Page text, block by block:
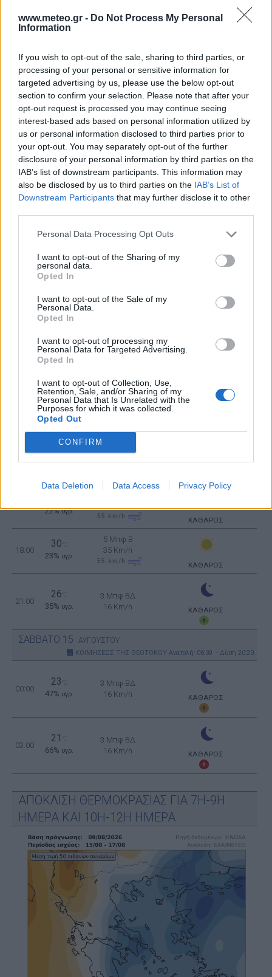
www.meteo.gr - Do Not Process My Personal
Information
If you wish to opt-out of the sale, sharing to third parties, or
processing of your personal or sensitive information for
targeted advertising by us, please use the below opt-out
section to confirm your selection. Please note that after your
opt-out request is processed you may continue seeing
interest-based ads based on personal information utilized by
us or personal information disclosed to third parties prior to
your opt-out. You may separately opt-out of the further
disclosure of your personal information by third parties on the
IAB’s list of downstream participants. This information may
also be disclosed by us to third parties on the IAB’s List of
Downstream Participants that may further disclose it to other
Personal Data Processing Opt Outs
I want to opt-out of the Sharing of my
personal data.
Opted In
I want to opt-out of the Sale of my
Personal Data.
Opted In
I want to opt-out of processing my
Personal Data for Targeted Advertising.
Opted In
I want to opt-out of Collection, Use,
Retention, Sale, and/or Sharing of my
Personal Data that Is Unrelated with the
Purposes for which it was collected.
Opted Out
CONFIRM
Data Deletion Data Access Privacy Policy
33°C
5 Μπφ B
15:00
34 °C
24%υγρ.
5 Μπφ B
35 Km/h
55 km/h ΚΑΘΑΡΟΣ
18:00
33°C
υγρ.
5 Μπφ B
35 Km/h
55km/h ΚΑΘΑΡΟΣ
21:00
29 °C
35% υγρ.
3 Μπφ B
16 Km/h
ΚΑΘΑΡΟΣ
ΠΑΡΑΣΚΕΥΗ14 ΑΥΓΟΥΣΤΟΥ Ανατολή: 06:38 - Δύση 20:21
40%υγρ.
16 Km/h
ΚΑΘΑΡΟΣ
25 °C
49% υγρ.
3 Μπφ B
24°C
26°C
50%υγρ.
5 Μπφ B
ΚΑΘΑΡΟΣ
12:00
30°C
35 Km/h
22%υγρ.
55 km/h ΚΑΘΑΡΟΣ
18:00
30
23% υγρ.
5 Μπφ B
35 Km/h
55 km/h ΚΑΘΑΡΟΣ
21:00
26
35% υγρ.
3 Μπφ ΒΔ
16 Km/h
ΚΑΘΑΡΟΣ
ΣΑΒΒΑΤΟ 15 ΑΥΓΟΥΣΤΟΥ
ΚΟΙΜΗΣΕΩΣ ΤΗΣ ΘΕΟΤΟΚΟΥ Ανατολή: 06:39 - Δύση 20:20
00:00
23
47% υγρ.
3 Μπφ ΒΔ
16 Km/h
ΚΑΘΑΡΟΣ
03:00
21
66% υγρ.
3 Μπφ ΒΔ
16 Km/h
ΚΑΘΑΡΟΣ
ΑΠΟΚΛΙΣΗ ΘΕΡΜΟΚΡΑΣΙΑΣ ΓΙΑ 7Η-9Η
ΗΜΕΡΑ ΚΑΙ 10Η-12Η ΗΜΕΡΑ